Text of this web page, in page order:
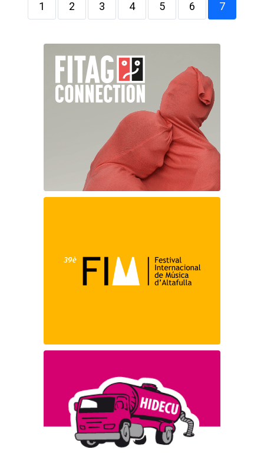
1 2 3 4 5 6 7